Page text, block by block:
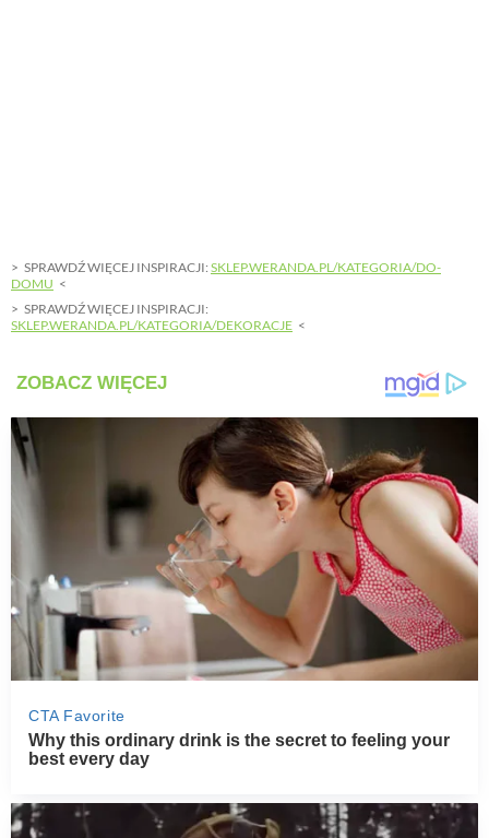
SPRAWDŹ WIĘCEJ INSPIRACJI: SKLEP.WERANDA.PL/KATEGORIA/DO-
DOMU
SPRAWDŹ WIĘCEJ INSPIRACJI:
SKLEP.WERANDA.PL/KATEGORIA/DEKORACJE